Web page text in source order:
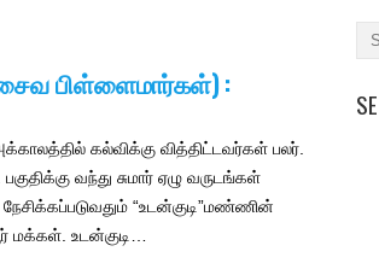
பிள்ளைமார்கள்) :
கல்விக்கு வித்திட்டவர்கள் பலர்.
வந்து சுமார் ஏழு வருடங்கள்
“உடன்குடி”மண்ணின்
மக்கள். உடன்குடி…